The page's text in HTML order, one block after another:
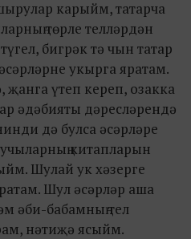
карыйм, татарча
төрле телләрдән
бигрәк тә чын татар
укырга яратам.
җанга үтеп кереп, озакка
әдәбияты дәресләрендә
дә булса әсәрләре
китапларын
Шулай ук хәзерге
Шул әсәрләр аша
әби-бабамның тел
нәтиҗә ясыйм.